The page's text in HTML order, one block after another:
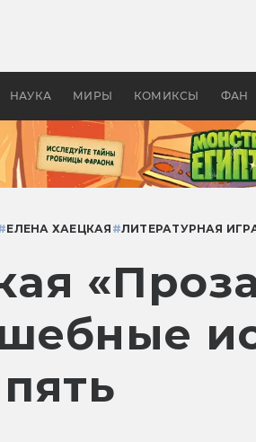
НАУКА МИРЫ КОМИКСЫ ФАН
в России —
ЕЛЕНА ХАЕЦКАЯ #ЛИТЕРАТУРНАЯ